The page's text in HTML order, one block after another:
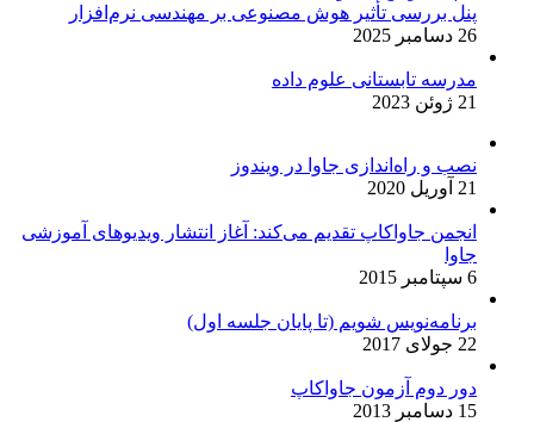
پنل بررسی تأثیر هوش مصنوعی بر مهندسی نرم‌افزار
26 دسامبر 2025
مدرسه تابستانی علوم داده
21 ژوئن 2023
نصب و راه‌اندازی جاوا در ویندوز
21 آوریل 2020
انجمن جاواکاپ تقدیم می‌کند: آغاز انتشار ویدیوهای آموزشی
جاوا
6 سپتامبر 2015
برنامه‌نویس شویم (تا پایان جلسه اول)
22 جولای 2017
دور دوم آزمون جاواکاپ
15 دسامبر 2013